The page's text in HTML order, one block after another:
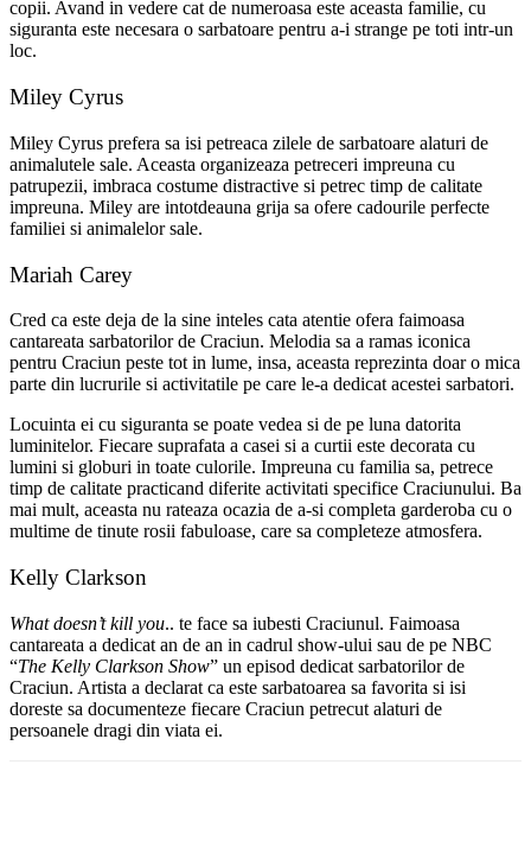
copii. Avand in vedere cat de numeroasa este aceasta familie, cu
siguranta este necesara o sarbatoare pentru a-i strange pe toti intr-un
loc.
Miley Cyrus
Miley Cyrus prefera sa isi petreaca zilele de sarbatoare alaturi de
animalutele sale. Aceasta organizeaza petreceri impreuna cu
patrupezii, imbraca costume distractive si petrec timp de calitate
impreuna. Miley are intotdeauna grija sa ofere cadourile perfecte
familiei si animalelor sale.
Mariah Carey
Cred ca este deja de la sine inteles cata atentie ofera faimoasa
cantareata sarbatorilor de Craciun. Melodia sa a ramas iconica
pentru Craciun peste tot in lume, insa, aceasta reprezinta doar o mica
parte din lucrurile si activitatile pe care le-a dedicat acestei sarbatori.
Locuinta ei cu siguranta se poate vedea si de pe luna datorita
luminitelor. Fiecare suprafata a casei si a curtii este decorata cu
lumini si globuri in toate culorile. Impreuna cu familia sa, petrece
timp de calitate practicand diferite activitati specifice Craciunului. Ba
mai mult, aceasta nu rateaza ocazia de a-si completa garderoba cu o
multime de tinute rosii fabuloase, care sa completeze atmosfera.
Kelly Clarkson
What doesn’t kill you.. te face sa iubesti Craciunul. Faimoasa
cantareata a dedicat an de an in cadrul show-ului sau de pe NBC
“The Kelly Clarkson Show” un episod dedicat sarbatorilor de
Craciun. Artista a declarat ca este sarbatoarea sa favorita si isi
doreste sa documenteze fiecare Craciun petrecut alaturi de
persoanele dragi din viata ei.